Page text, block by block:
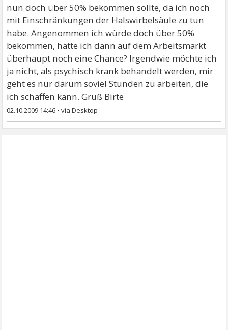
nun doch über 50% bekommen sollte, da ich noch
mit Einschränkungen der Halswirbelsäule zu tun
habe. Angenommen ich würde doch über 50%
bekommen, hätte ich dann auf dem Arbeitsmarkt
überhaupt noch eine Chance? Irgendwie möchte ich
ja nicht, als psychisch krank behandelt werden, mir
geht es nur darum soviel Stunden zu arbeiten, die
ich schaffen kann. Gruß Birte
02.10.2009 14:46 •